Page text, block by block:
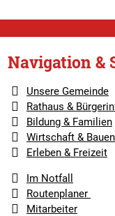
Navigation &
Unsere Gemeinde
Rathaus &
Bildung & Familien
Wirtschaft & Bauen
Erleben & Freizeit
Im Notfall
Routenplaner
Mitarbeiter